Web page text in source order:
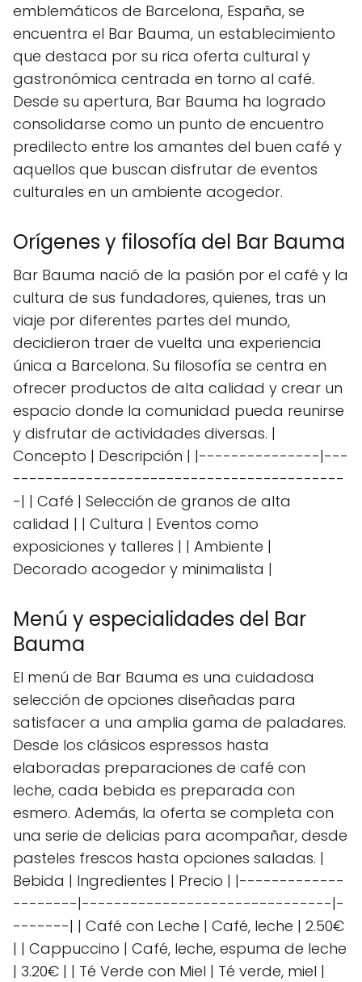
emblemáticos de Barcelona, España, se
encuentra el Bar Bauma, un establecimiento
que destaca por su rica oferta cultural y
gastronómica centrada en torno al café.
Desde su apertura, Bar Bauma ha logrado
consolidarse como un punto de encuentro
predilecto entre los amantes del buen café y
aquellos que buscan disfrutar de eventos
culturales en un ambiente acogedor.
Orígenes y filosofía del Bar Bauma
Bar Bauma nació de la pasión por el café y la
cultura de sus fundadores, quienes, tras un
viaje por diferentes partes del mundo,
decidieron traer de vuelta una experiencia
única a Barcelona. Su filosofía se centra en
ofrecer productos de alta calidad y crear un
espacio donde la comunidad pueda reunirse
y disfrutar de actividades diversas. |
Concepto | Descripción | |---------------|---
-----------------------------------------
-| | Café | Selección de granos de alta
calidad | | Cultura | Eventos como
exposiciones y talleres | | Ambiente |
Decorado acogedor y minimalista |
Menú y especialidades del Bar
Bauma
El menú de Bar Bauma es una cuidadosa
selección de opciones diseñadas para
satisfacer a una amplia gama de paladares.
Desde los clásicos espressos hasta
elaboradas preparaciones de café con
leche, cada bebida es preparada con
esmero. Además, la oferta se completa con
una serie de delicias para acompañar, desde
pasteles frescos hasta opciones saladas. |
Bebida | Ingredientes | Precio | |-------------
--------|-------------------------------|-
-------| | Café con Leche | Café, leche | 2.50€
| | Cappuccino | Café, leche, espuma de leche
| 3.20€ | | Té Verde con Miel | Té verde, miel |